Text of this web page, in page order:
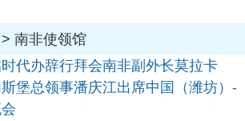
> 南非使领馆
代办辞行拜会南非副外长莫拉卡
堡总领事潘庆江出席中国（潍坊）-